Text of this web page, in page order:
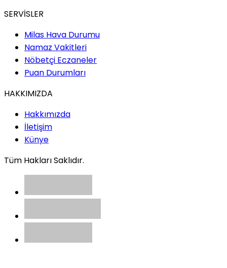
SERVİSLER
Milas Hava Durumu
Namaz Vakitleri
Nöbetçi Eczaneler
Puan Durumları
HAKKIMIZDA
Hakkımızda
İletişim
Künye
Tüm Hakları Saklıdır.